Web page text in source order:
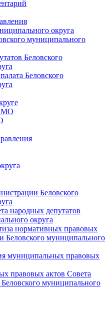
округа
муниципального
Беловского
Беловского
МО
Беловского
народных депутатов
округа
нормативных правовых
Беловского муниципального
муниципальных правовых
правовых актов Совета
муниципального